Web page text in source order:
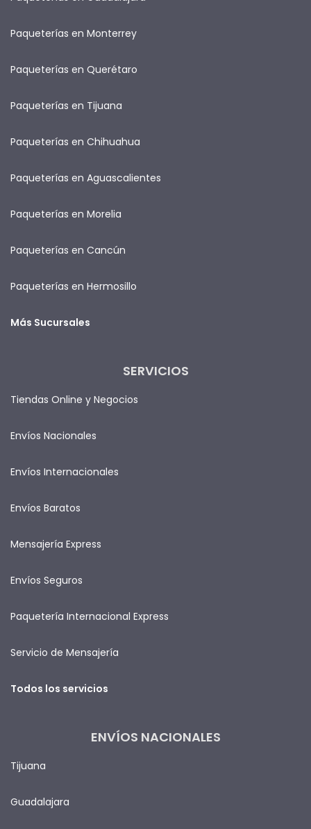
Paqueterías en Monterrey
Paqueterías en Querétaro
Paqueterías en Tijuana
Paqueterías en Chihuahua
Paqueterías en Aguascalientes
Paqueterías en Morelia
Paqueterías en Cancún
Paqueterías en Hermosillo
Más Sucursales
SERVICIOS
Tiendas Online y Negocios
Envíos Nacionales
Envíos Internacionales
Envíos Baratos
Mensajería Express
Envíos Seguros
Paquetería Internacional Express
Servicio de Mensajería
Todos los servicios
ENVÍOS NACIONALES
Tijuana
Guadalajara